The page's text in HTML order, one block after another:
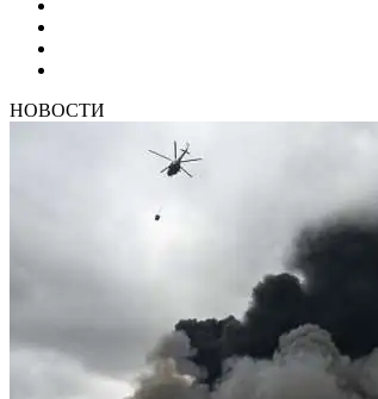
НОВОСТИ